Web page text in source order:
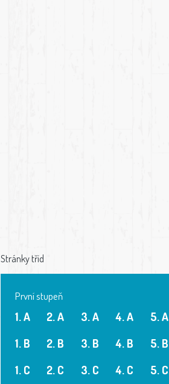
Stránky tříd
První stupeň
1. A
1. B
1. C
2. A
2. B
2. C
3. A
3. B
3. C
4. A
4. B
4. C
5. A
5. B
5. C